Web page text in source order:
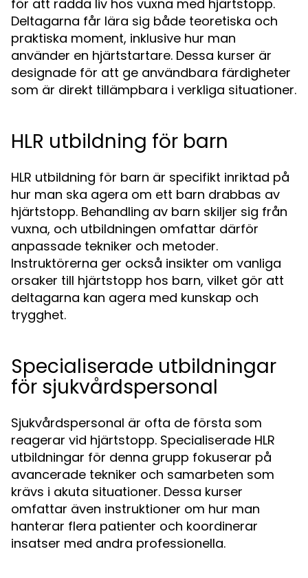
för att rädda liv hos vuxna med hjärtstopp.
Deltagarna får lära sig både teoretiska och
praktiska moment, inklusive hur man
använder en hjärtstartare. Dessa kurser är
designade för att ge användbara färdigheter
som är direkt tillämpbara i verkliga situationer.
HLR utbildning för barn
HLR utbildning för barn är specifikt inriktad på
hur man ska agera om ett barn drabbas av
hjärtstopp. Behandling av barn skiljer sig från
vuxna, och utbildningen omfattar därför
anpassade tekniker och metoder.
Instruktörerna ger också insikter om vanliga
orsaker till hjärtstopp hos barn, vilket gör att
deltagarna kan agera med kunskap och
trygghet.
Specialiserade utbildningar
för sjukvårdspersonal
Sjukvårdspersonal är ofta de första som
reagerar vid hjärtstopp. Specialiserade HLR
utbildningar för denna grupp fokuserar på
avancerade tekniker och samarbeten som
krävs i akuta situationer. Dessa kurser
omfattar även instruktioner om hur man
hanterar flera patienter och koordinerar
insatser med andra professionella.